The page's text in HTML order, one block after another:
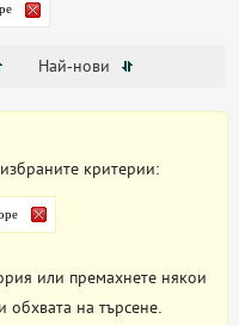
Най-нови
критерии:
или премахнете някои
на търсене.